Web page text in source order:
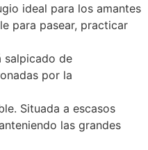
ideal para los amantes
para pasear, practicar
salpicado de
por la
Situada a escasos
las grandes